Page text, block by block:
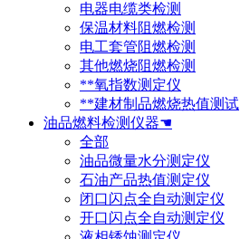
电器电缆类检测
保温材料阻燃检测
电工套管阻燃检测
其他燃烧阻燃检测
**氧指数测定仪
**建材制品燃烧热值测试
油品燃料检测仪器☚
全部
油品微量水分测定仪
石油产品热值测定仪
闭口闪点全自动测定仪
开口闪点全自动测定仪